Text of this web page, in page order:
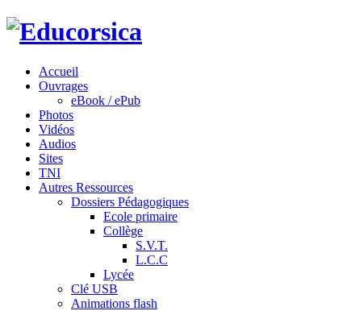
Accueil
Ouvrages
eBook / ePub
Photos
Vidéos
Audios
Sites
TNI
Autres Ressources
Dossiers Pédagogiques
Ecole primaire
Collège
S.V.T.
L.C.C
Lycée
Clé USB
Animations flash